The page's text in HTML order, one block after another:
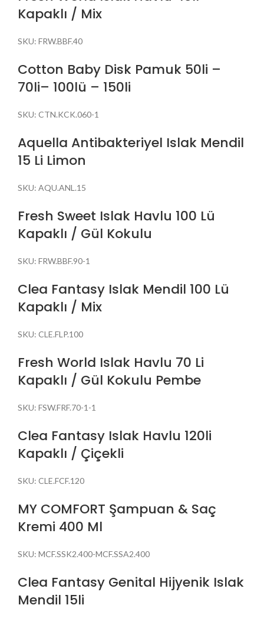
Kapaklı / Mix
SKU: FRW.BBF.40
Cotton Baby Disk Pamuk 50li –
70li– 100lü – 150li
SKU: CTN.KCK.060-1
Aquella Antibakteriyel Islak Mendil
15 Li Limon
SKU: AQU.ANL.15
Fresh Sweet Islak Havlu 100 Lü
Kapaklı / Gül Kokulu
SKU: FRW.BBF.90-1
Clea Fantasy Islak Mendil 100 Lü
Kapaklı / Mix
SKU: CLE.FLP.100
Fresh World Islak Havlu 70 Li
Kapaklı / Gül Kokulu Pembe
SKU: FSW.FRF.70-1-1
Clea Fantasy Islak Havlu 120li
Kapaklı / Çiçekli
SKU: CLE.FCF.120
MY COMFORT Şampuan & Saç
Kremi 400 Ml
SKU: MCF.SSK2.400-MCF.SSA2.400
Clea Fantasy Genital Hijyenik Islak
Mendil 15li